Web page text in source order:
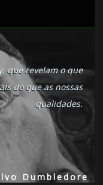
que revelam o que
do que as nossas
qualidades.
Dumbledore